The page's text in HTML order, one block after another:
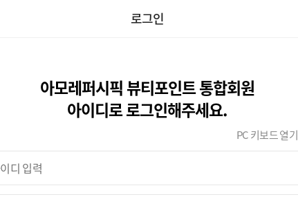
로그인
아모레퍼시픽 뷰티포인트 통합회원
아이디로 로그인해주세요.
PC 키보드 열기